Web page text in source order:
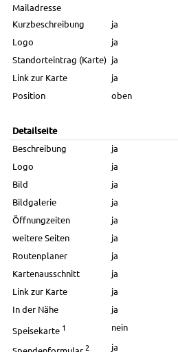
Mailadresse
Kurzbeschreibung ja
Logo
ja
Standorteintrag (Karte) ja
Link zur Karte
ja
Position
oben
Detailseite
Beschreibung ja
Logo
ja
Bild
ja
Bildgalerie
ja
Öffnungzeiten
ja
weitere Seiten
ja
Routenplaner
ja
Kartenausschnitt
ja
Link zur Karte
ja
In der Nähe
ja
Speisekarte 1 nein
2 ja